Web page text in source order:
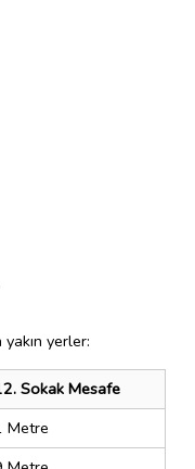
yerler:
Sokak Mesafe
Metre